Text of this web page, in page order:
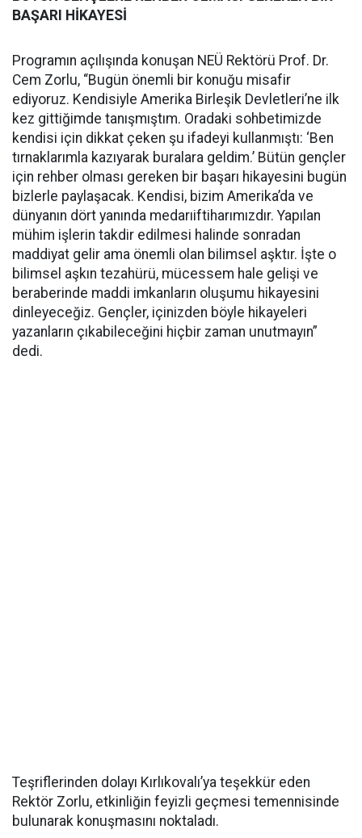
BAŞARI HİKAYESİ
Programın açılışında konuşan NEÜ Rektörü Prof. Dr.
Cem Zorlu, “Bugün önemli bir konuğu misafir
ediyoruz. Kendisiyle Amerika Birleşik Devletleri’ne ilk
kez gittiğimde tanışmıştım. Oradaki sohbetimizde
kendisi için dikkat çeken şu ifadeyi kullanmıştı: ‘Ben
tırnaklarımla kazıyarak buralara geldim.’ Bütün gençler
için rehber olması gereken bir başarı hikayesini bugün
bizlerle paylaşacak. Kendisi, bizim Amerika’da ve
dünyanın dört yanında medarıiftiharımızdır. Yapılan
mühim işlerin takdir edilmesi halinde sonradan
maddiyat gelir ama önemli olan bilimsel aşktır. İşte o
bilimsel aşkın tezahürü, mücessem hale gelişi ve
beraberinde maddi imkanların oluşumu hikayesini
dinleyeceğiz. Gençler, içinizden böyle hikayeleri
yazanların çıkabileceğini hiçbir zaman unutmayın”
dedi.
Teşriflerinden dolayı Kırlıkovalı’ya teşekkür eden
Rektör Zorlu, etkinliğin feyizli geçmesi temennisinde
bulunarak konuşmasını noktaladı.